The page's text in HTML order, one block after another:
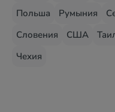
Польша
Румыния
Словения
США
Чехия